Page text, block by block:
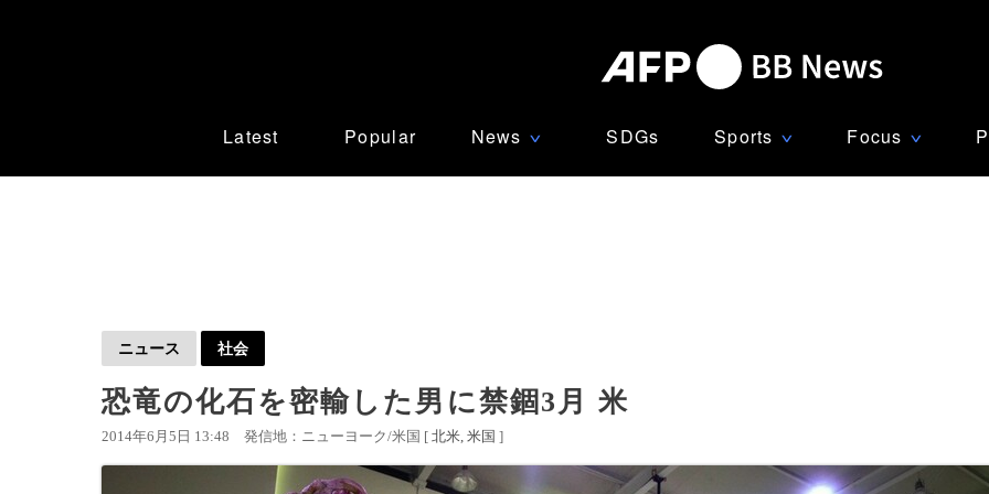
Latest Popular News ∨ SDGs Sports ∨ Focus ∨
ニュース 社会
恐竜の化石を密輸した男に禁錮3月 米
2014年6月5日 13:48 発信地：ニューヨーク/米国 [ 北米 米国 ]